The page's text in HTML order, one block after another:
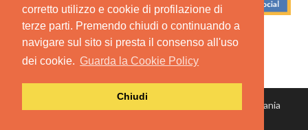
corretto utilizzo e cookie di profilazione di
terze parti. Premendo chiudi o continuando a
navigare sul sito si presta il consenso all'uso
dei cookie. Guarda la Cookie Policy
Chiudi
© Copyright 2022 Spidwit SRL - Via Alberto Mario, 12 Catania